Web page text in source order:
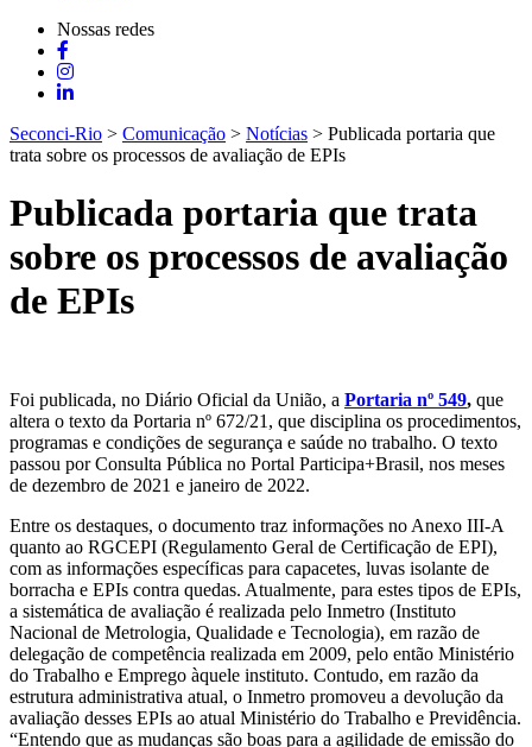
Nossas redes
Seconci-Rio > Comunicação > Notícias > Publicada portaria que
trata sobre os processos de avaliação de EPIs
Publicada portaria que trata
sobre os processos de avaliação
de EPIs
Foi publicada, no Diário Oficial da União, a Portaria nº 549, que
altera o texto da Portaria nº 672/21, que disciplina os procedimentos,
programas e condições de segurança e saúde no trabalho. O texto
passou por Consulta Pública no Portal Participa+Brasil, nos meses
de dezembro de 2021 e janeiro de 2022.
Entre os destaques, o documento traz informações no Anexo III-A
quanto ao RGCEPI (Regulamento Geral de Certificação de EPI),
com as informações específicas para capacetes, luvas isolante de
borracha e EPIs contra quedas. Atualmente, para estes tipos de EPIs,
a sistemática de avaliação é realizada pelo Inmetro (Instituto
Nacional de Metrologia, Qualidade e Tecnologia), em razão de
delegação de competência realizada em 2009, pelo então Ministério
do Trabalho e Emprego àquele instituto. Contudo, em razão da
estrutura administrativa atual, o Inmetro promoveu a devolução da
avaliação desses EPIs ao atual Ministério do Trabalho e Previdência.
“Entendo que as mudanças são boas para a agilidade de emissão do